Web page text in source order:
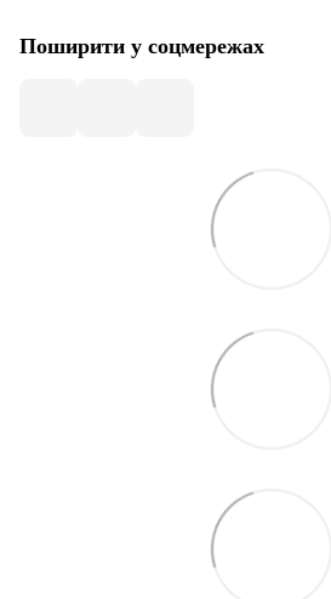
Поширити у соцмережах